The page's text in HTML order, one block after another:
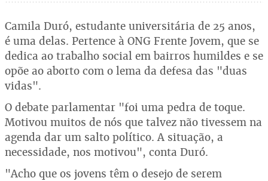
Camila Duró, estudante universitária de 25 anos,
é uma delas. Pertence à ONG Frente Jovem, que se
dedica ao trabalho social em bairros humildes e se
opõe ao aborto com o lema da defesa das "duas
vidas".
O debate parlamentar "foi uma pedra de toque.
Motivou muitos de nós que talvez não tivessem na
agenda dar um salto político. A situação, a
necessidade, nos motivou", conta Duró.
"Acho que os jovens têm o desejo de serem